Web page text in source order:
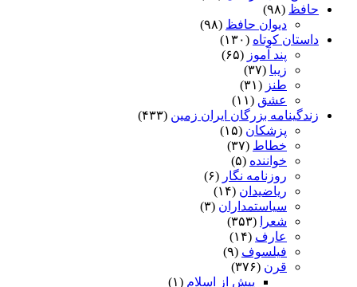
حافظ (۹۸)
دیوان حافظ (۹۸)
داستان کوتاه (۱۳۰)
پند آموز (۶۵)
زیبا (۳۷)
طنز (۳۱)
عشق (۱۱)
زندگینامه بزرگان ایران زمین (۴۳۳)
پزشکان (۱۵)
خطاط (۳۷)
خواننده (۵)
روزنامه نگار (۶)
ریاضیدان (۱۴)
سیاستمداران (۳)
شعرا
(۳۵۳)
عارف (۱۴)
فیلسوف (۹)
قرن (۳۷۶)
پیش از اسلام (۱)